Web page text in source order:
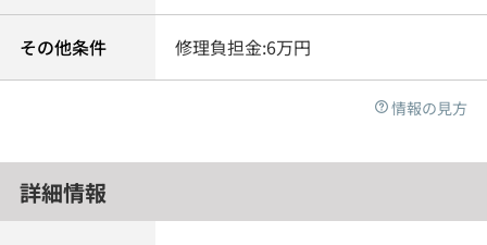
その他条件 修理負担金:6万円
情報の見方
詳細情報